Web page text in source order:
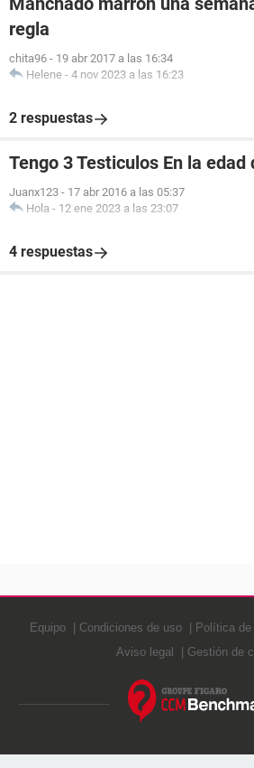
regla
chita96 - 19 abr 2017 a las 16:34
Helene - 4 nov 2023 a las 16:23
2 respuestas
Tengo 3 Testiculos En la edad
Juanx123 - 17 abr 2016 a las 05:37
Hola - 12 ene 2023 a las 23:07
4 respuestas
Equipo Condiciones de uso Política de
Aviso legal
Gestión de